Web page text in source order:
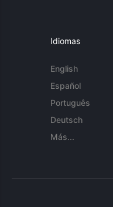
Idiomas
English
Español
Português
Deutsch
Más...